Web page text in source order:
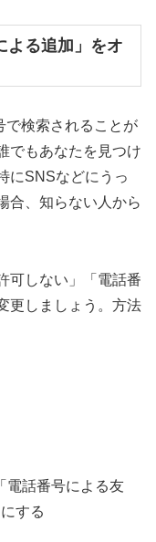
よる追加」をオ
で検索されることが
でもあなたを見つけ
にSNSなどにうっ
合、知らない人から
可しない」「電話番
更しましょう。方法
電話番号による友
する